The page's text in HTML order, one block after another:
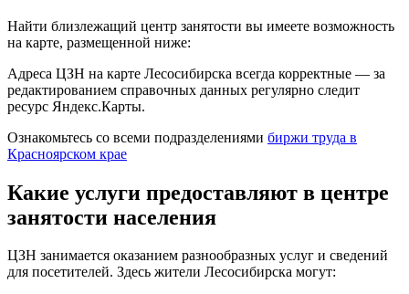
Найти близлежащий центр занятости вы имеете возможность
на карте, размещенной ниже:
Адреса ЦЗН на карте Лесосибирска всегда корректные — за
редактированием справочных данных регулярно следит
ресурс Яндекс.Карты.
Ознакомьтесь со всеми подразделениями биржи труда в
Красноярском крае
Какие услуги предоставляют в центре
занятости населения
ЦЗН занимается оказанием разнообразных услуг и сведений
для посетителей. Здесь жители Лесосибирска могут: